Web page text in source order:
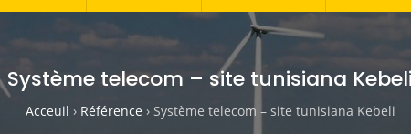
Système telecom – site tunisiana Kebeli
Acceuil › Référence › Système telecom – site tunisiana Kebeli